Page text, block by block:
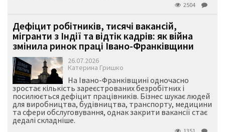
2504
Дефіцит робітників, тисячі вакансій,
мігранти з Індії та відтік кадрів: як війна
змінила ринок праці Івано-Франківщини
26.07.2026
Катерина Гришко
На Івано-Франківщині одночасно
зростає кількість зареєстрованих безробітних і
посилюється дефіцит працівників. Бізнес шукає людей
для виробництва, будівництва, транспорту, медицини
та сфери обслуговування, однак закрити вакансії стає
дедалі складніше.